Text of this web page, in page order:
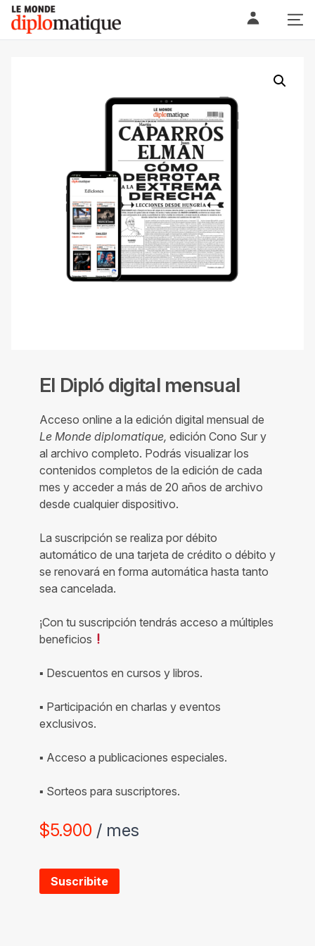
Skip
content
Le monde diplomatique
El Dipló digital mensual
Acceso online a la edición digital mensual de
Le Monde diplomatique, edición Cono Sur y
al archivo completo. Podrás visualizar los
contenidos completos de la edición de cada
mes y acceder a más de 20 años de archivo
desde cualquier dispositivo.
La suscripción se realiza por débito
automático de una tarjeta de crédito o débito y
se renovará en forma automática hasta tanto
sea cancelada.
¡Con tu suscripción tendrás acceso a múltiples
beneficios
▪ Descuentos en cursos y libros.
▪ Participación en charlas y eventos
exclusivos.
▪ Acceso a publicaciones especiales.
▪ Sorteos para suscriptores.
$5.900 / mes
Suscribite